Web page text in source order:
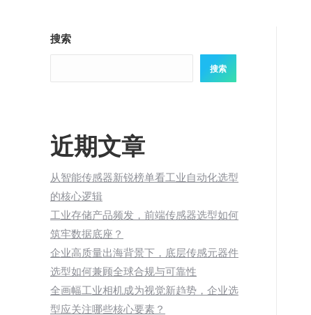
搜索
搜索
近期文章
从智能传感器新锐榜单看工业自动化选型
的核心逻辑
工业存储产品频发，前端传感器选型如何
筑牢数据底座？
企业高质量出海背景下，底层传感元器件
选型如何兼顾全球合规与可靠性
全画幅工业相机成为视觉新趋势，企业选
型应关注哪些核心要素？